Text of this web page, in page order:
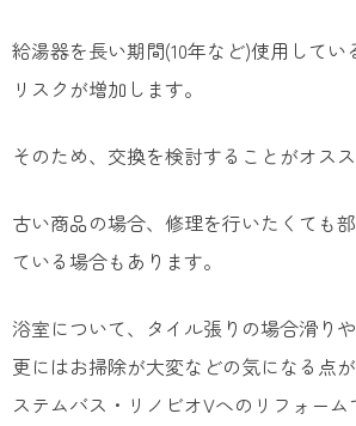
給湯器を長い期間(10年など)使用してい
リスクが増加します。
そのため、交換を検討することがオスス
古い商品の場合、修理を行いたくても
ている場合もあります。
浴室について、タイル張りの場合滑りや
更にはお掃除が大変などの気になる点
ステムバス・リノビオVへのリフォーム